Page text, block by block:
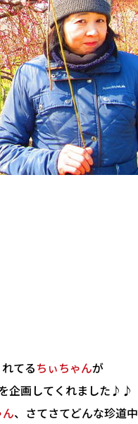
てるちぃちゃんが
企画してくれました♪♪
、さてさてどんな珍道中